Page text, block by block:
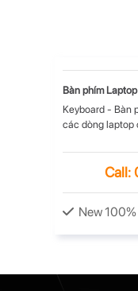
Bàn phím
Keyboard - Bàn
các dòng laptop
Call:
New 100%